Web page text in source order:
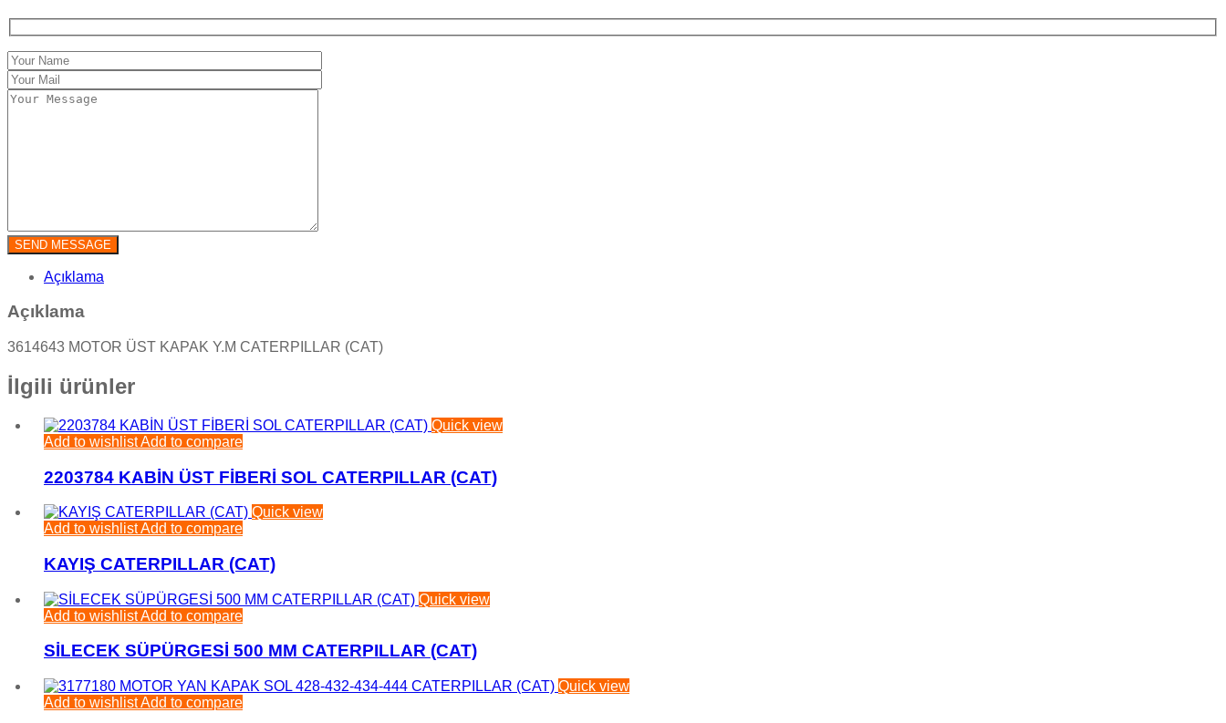
Açıklama
Açıklama
3614643 MOTOR ÜST KAPAK Y.M CATERPILLAR (CAT)
İlgili ürünler
Quick view
Add to wishlistAdd to compare
2203784 KABİN ÜST FİBERİ SOL CATERPILLAR (CAT)
Quick view
Add to wishlistAdd to compare
KAYIŞ CATERPILLAR (CAT)
Quick view
Add to wishlistAdd to compare
SİLECEK SÜPÜRGESİ 500 MM CATERPILLAR (CAT)
Quick view
Add to wishlistAdd to compare